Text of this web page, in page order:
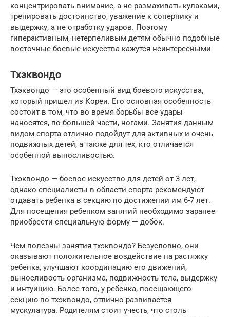
концентрировать внимание, а не размахивать кулаками,
тренировать достоинство, уважение к сопернику и
выдержку, а не отработку ударов. Поэтому
гиперактивным, нетерпеливым детям обычно подобные
восточные боевые искусства кажутся неинтересными
Тхэквондо
Тхэквондо — это особенный вид боевого искусства,
который пришел из Кореи. Его основная особенность
состоит в том, что во время борьбы все удары
наносятся, по большей части, ногами. Занятия данным
видом спорта отлично подойдут для активных и очень
подвижных детей, а также для тех, кто отличается
особенной выносливостью.
Тхэквондо — боевое искусство для детей от 3 лет,
однако специалисты в области спорта рекомендуют
отдавать ребенка в секцию по достижении им 6-7 лет.
Для посещения ребенком занятий необходимо заранее
приобрести специальную форму — добок.
Чем полезны занятия тхэквондо? Безусловно, они
оказывают положительное воздействие на растяжку
ребенка, улучшают координацию его движений,
выносливость организма, подвижность тела, выдержку
и интуицию. Более того, у ребенка, посещающего
секцию по тхэквондо, отлично развивается
мускулатура. Родителям стоит учесть, что столь